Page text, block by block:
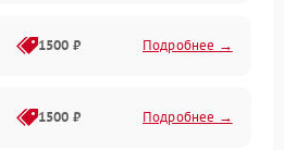
1500 ₽ Подробнее →
1500 ₽ Подробнее →